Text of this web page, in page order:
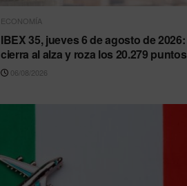
ECONOMÍA
IBEX 35, jueves 6 de agosto de 2026:
cierra al alza y roza los 20.279 puntos
06/08/2026